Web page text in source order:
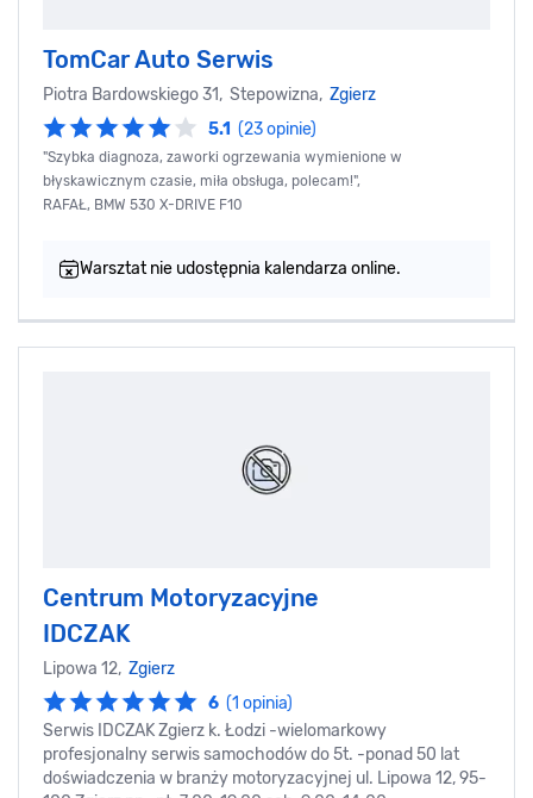
TomCar Auto Serwis
Piotra Bardowskiego 31, Stepowizna, Zgierz
5.1 (23 opinie)
"Szybka diagnoza, zaworki ogrzewania wymienione w
błyskawicznym czasie, miła obsługa, polecam!",
RAFAŁ, BMW 530 X-DRIVE F10
Warsztat nie udostępnia kalendarza online.
Centrum Motoryzacyjne
IDCZAK
Lipowa 12, Zgierz
6 (1 opinia)
Serwis IDCZAK Zgierz k. Łodzi -wielomarkowy
profesjonalny serwis samochodów do 5t. -ponad 50 lat
doświadczenia w branży motoryzacyjnej ul. Lipowa 12, 95-